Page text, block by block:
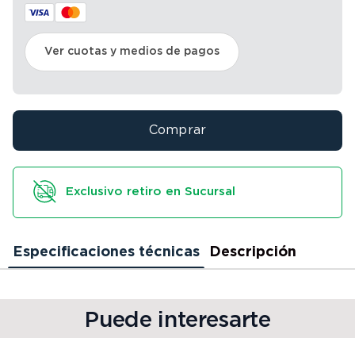
Ver cuotas y medios de pagos
Comprar
Exclusivo retiro en Sucursal
Especificaciones técnicas Descripción
Puede interesarte